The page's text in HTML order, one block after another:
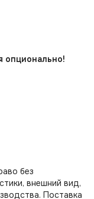
опционально!
без
внешний вид,
Поставка